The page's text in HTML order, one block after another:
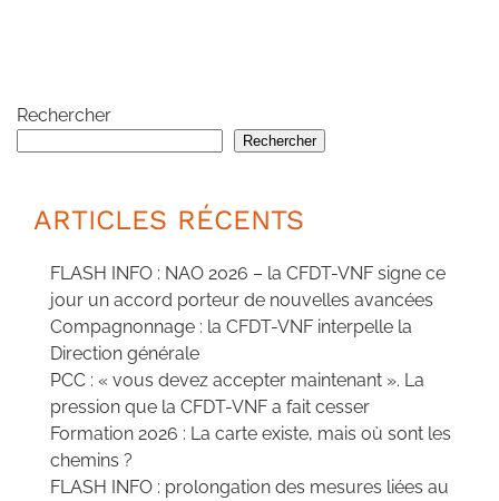
Rechercher
Rechercher
ARTICLES RÉCENTS
FLASH INFO : NAO 2026 – la CFDT-VNF signe ce
jour un accord porteur de nouvelles avancées
Compagnonnage : la CFDT-VNF interpelle la
Direction générale
PCC : « vous devez accepter maintenant ». La
pression que la CFDT-VNF a fait cesser
Formation 2026 : La carte existe, mais où sont les
chemins ?
FLASH INFO : prolongation des mesures liées au